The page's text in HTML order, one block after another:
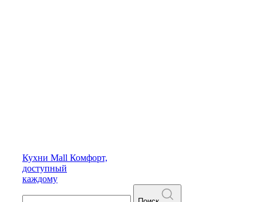
Кухни Mall Комфорт,
доступный
каждому